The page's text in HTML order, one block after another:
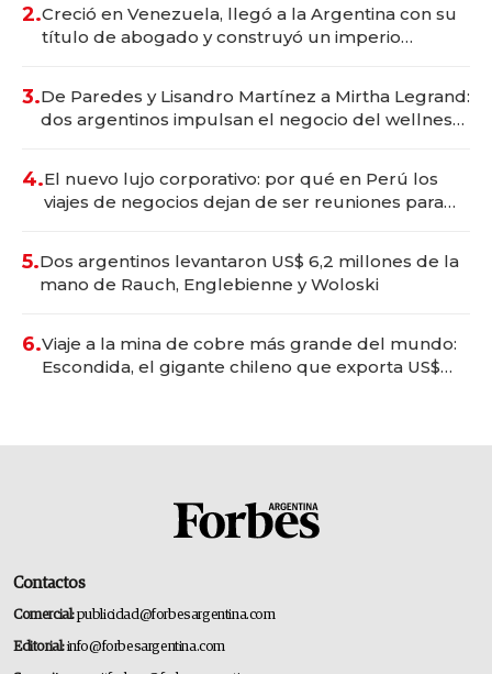
2.Creció en Venezuela, llegó a la Argentina con su
título de abogado y construyó un imperio
3.De Paredes y Lisandro Martínez a Mirtha Legrand:
dos argentinos impulsan el negocio del wellness
4.El nuevo lujo corporativo: por qué en Perú los
viajes de negocios dejan de ser reuniones para
5.Dos argentinos levantaron US$ 6,2 millones de la
mano de Rauch, Englebienne y Woloski
6.Viaje a la mina de cobre más grande del mundo:
Escondida, el gigante chileno que exporta US$
Contactos
Comercial:publicidad@forbesargentina.com
Editorial:info@forbesargentina.com